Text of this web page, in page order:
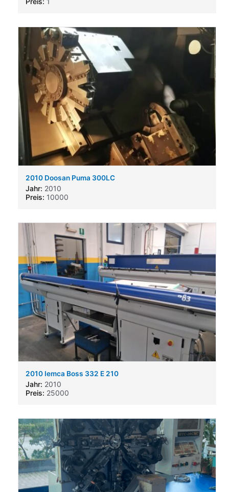
2010 Doosan Puma 300LC
Jahr: 2010
Preis: 10000
2010 Iemca Boss 332 E 210
Jahr: 2010
Preis: 25000